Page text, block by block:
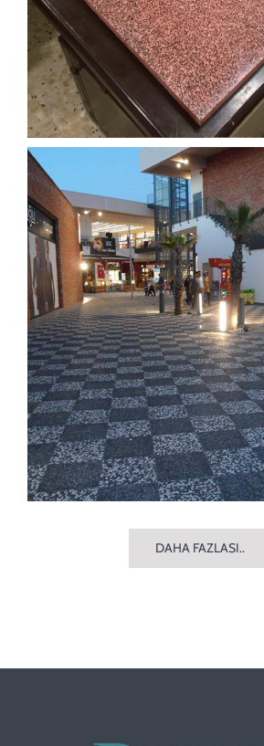
DAHA FAZLASI..